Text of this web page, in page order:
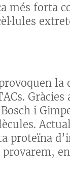
més forta
la
i
proteïna